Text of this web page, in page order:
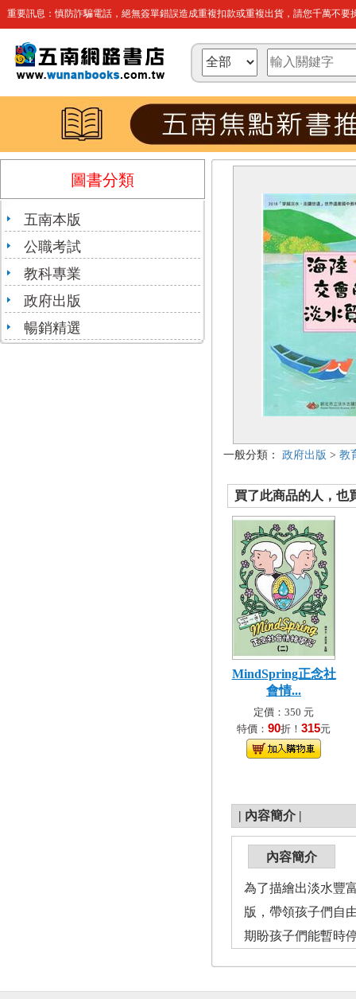
重要訊息：慎防詐騙電話，絕無簽單錯誤造成重複扣款或重複出貨，請您千萬不要
圖書分類
五南本版
公職考試
教科專業
政府出版
暢銷精選
一般分類： 政府出版 > 教
買了此商品的人，也
MindSpring正念社
會情...
定價：350 元
特價： 90折！ 315元
| 內容簡介 |
內容簡介
為了描繪出淡水豐
版，帶領孩子們自
期盼孩子們能暫時